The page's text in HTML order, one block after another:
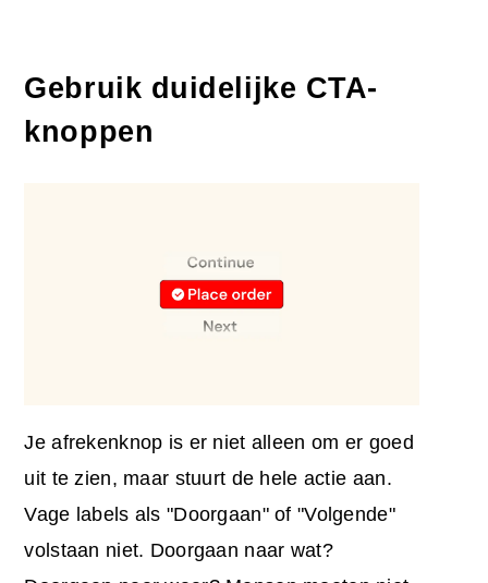
Gebruik duidelijke CTA-
knoppen
Je afrekenknop is er niet alleen om er goed
uit te zien, maar stuurt de hele actie aan.
Vage labels als "Doorgaan" of "Volgende"
volstaan niet. Doorgaan naar wat?